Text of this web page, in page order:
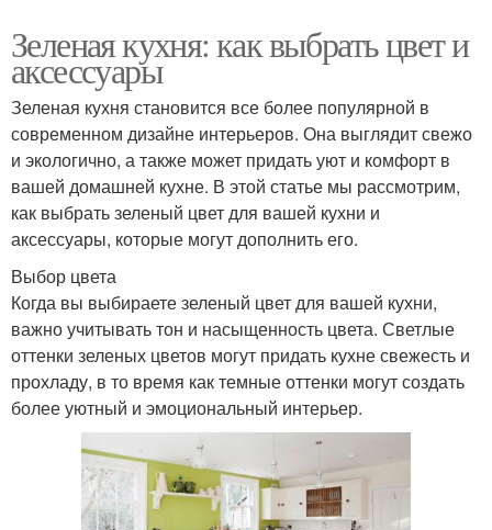
Зеленая кухня: как выбрать цвет и
аксессуары
Зеленая кухня становится все более популярной в
современном дизайне интерьеров. Она выглядит свежо
и экологично, а также может придать уют и комфорт в
вашей домашней кухне. В этой статье мы рассмотрим,
как выбрать зеленый цвет для вашей кухни и
аксессуары, которые могут дополнить его.
Выбор цвета
Когда вы выбираете зеленый цвет для вашей кухни,
важно учитывать тон и насыщенность цвета. Светлые
оттенки зеленых цветов могут придать кухне свежесть и
прохладу, в то время как темные оттенки могут создать
более уютный и эмоциональный интерьер.